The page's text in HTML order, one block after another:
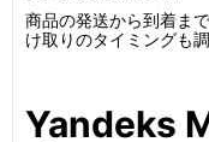
商品の発送から到着まで
け取りのタイミングも
Yandeks